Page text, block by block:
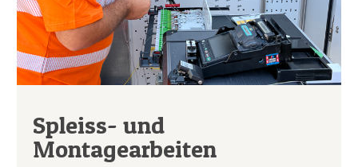
Spleiss- und
Montagearbeiten